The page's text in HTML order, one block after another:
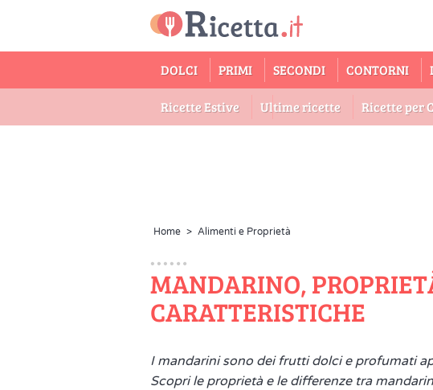
DOLCI PRIMI SECONDI CONTORNI
Ricette Estive Ultime ricette Ricette per
Home > Alimenti e Proprietà
MANDARINO,
CARATTERISTICHE
I mandarini sono dei frutti dolci e profumati
Scopri le proprietà e le differenze tra